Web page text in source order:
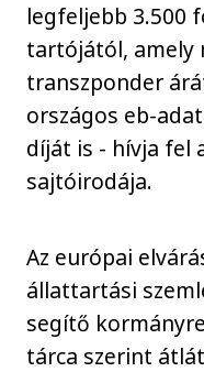
legfeljebb 3.500
tartójától, amely
transzponder
országos eb-
díját is - hívja fel
sajtóirodája.
Az európai
állattartási
segítő
tárca szerint